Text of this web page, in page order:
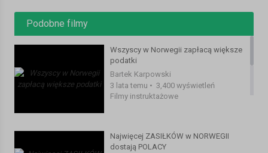
INSTAGRAM: https://www.instagram.com/mojanorwegia.pl/
#norwegia #podsumowanie #zarobki
Filmy instruktażowe
Podobne filmy
Wszyscy w Norwegii zapłacą większe
podatki
Bartek Karpowski
3 lata temu • 3,400 wyświetleń
Filmy instruktażowe
Najwięcej ZASIŁKÓW w NORWEGII
dostają POLACY